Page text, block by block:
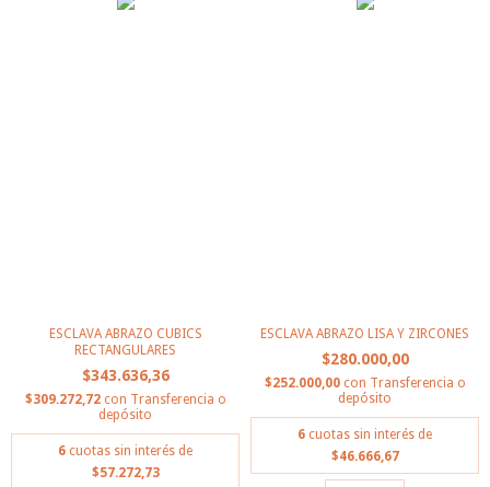
ESCLAVA ABRAZO CUBICS
RECTANGULARES
$343.636,36
$309.272,72 con Transferencia o
depósito
6 cuotas sin interés de
$57.272,73
ESCLAVA ABRAZO LISA Y ZIRCONES
$280.000,00
$252.000,00 con Transferencia o
depósito
6 cuotas sin interés de
$46.666,67